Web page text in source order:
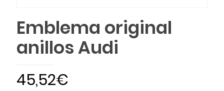
Emblema original
anillos Audi
45,52€